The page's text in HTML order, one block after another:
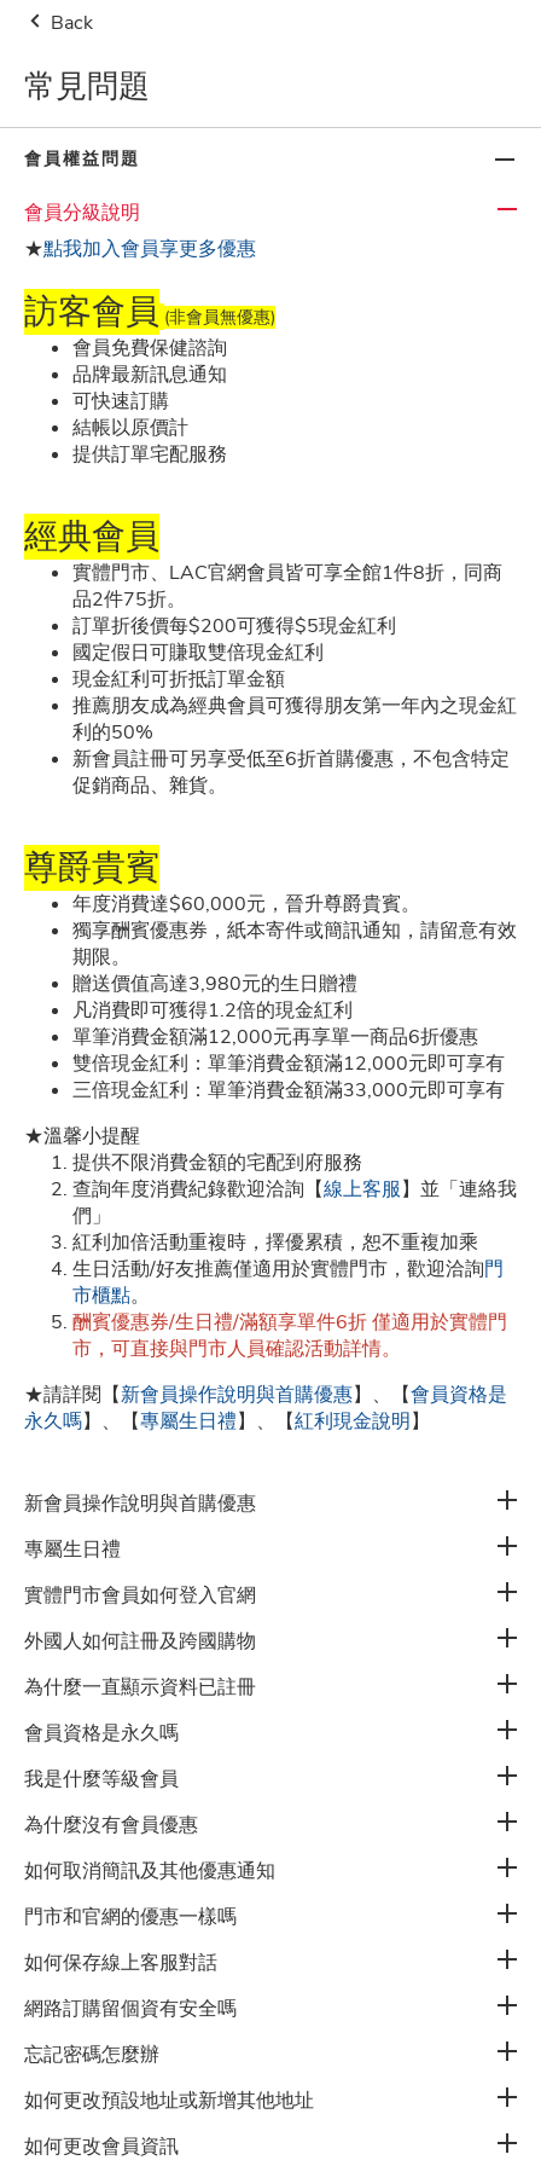
👔父親節限時優惠！單品限時
$500免運費(限本島) 新會員註冊
0
常見問題
Back
常見問題
會員權益問題
會員分級說明
★點我加入會員享更多優惠
訪客會員 (非會員無優惠)
會員免費保健諮詢
品牌最新訊息通知
可快速訂購
結帳以原價計
提供訂單宅配服務
經典會員
實體門市、LAC官網會員皆可享全館1件8折，同商
品2件75折。
訂單折後價每$200可獲得$5現金紅利
國定假日可賺取雙倍現金紅利
現金紅利可折抵訂單金額
推薦朋友成為經典會員可獲得朋友第一年內之現金紅
利的50%
新會員註冊可另享受低至6折首購優惠，不包含特定
促銷商品、雜貨。
尊爵貴賓
年度消費達$60,000元，晉升尊爵貴賓。
獨享酬賓優惠券，紙本寄件或簡訊通知，請留意有效
期限。
贈送價值高達3,980元的生日贈禮
凡消費即可獲得1.2倍的現金紅利
單筆消費金額滿12,000元再享單一商品6折優惠
雙倍現金紅利：單筆消費金額滿12,000元即可享有
三倍現金紅利：單筆消費金額滿33,000元即可享有
★溫馨小提醒
提供不限消費金額的宅配到府服務
查詢年度消費紀錄歡迎洽詢【線上客服】並「連絡我
們」
紅利加倍活動重複時，擇優累積，恕不重複加乘
生日活動/好友推薦僅適用於實體門市，歡迎洽詢門
市櫃點。
酬賓優惠券/生日禮/滿額享單件6折 僅適用於實體門
市，可直接與門市人員確認活動詳情。
★請詳閱【新會員操作說明與首購優惠】、【會員資格是
永久嗎】、【專屬生日禮】、【紅利現金說明】
新會員操作說明與首購優惠
專屬生日禮
實體門市會員如何登入官網
外國人如何註冊及跨國購物
為什麼一直顯示資料已註冊
會員資格是永久嗎
我是什麼等級會員
為什麼沒有會員優惠
如何取消簡訊及其他優惠通知
門市和官網的優惠一樣嗎
如何保存線上客服對話
網路訂購留個資有安全嗎
忘記密碼怎麼辦
如何更改預設地址或新增其他地址
如何更改會員資訊
關於我們
網站使用條款
隱私權政策
人力招募
有更多問題想詢問嗎 ?
聯繫線上客服 或 諮詢健康顧問
訂閱電子報獲取最新資訊
帳戶
會員權益
客戶服務
追蹤我們
支付方式
安全認證
DISTRIBUTION PTE. LTD. TAIWAN BRANCH. ALL RIGHTS RESERVED.